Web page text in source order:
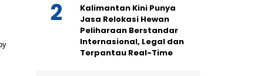
Kalimantan Kini Punya
Jasa Relokasi Hewan
Peliharaan Berstandar
Internasional, Legal dan
Terpantau Real-Time